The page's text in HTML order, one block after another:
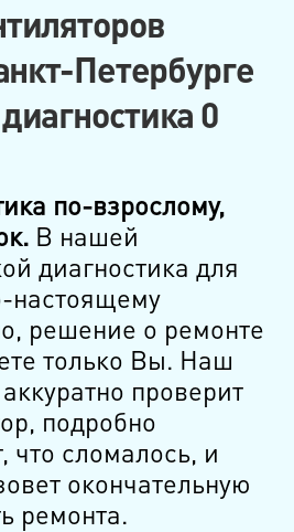
Петербурге
0
по-взрослому,
В нашей
диагностика для
настоящему
решение о ремонте
только Вы. Наш
проверит
подробно
что сломалось, и
окончательную
ремонта.